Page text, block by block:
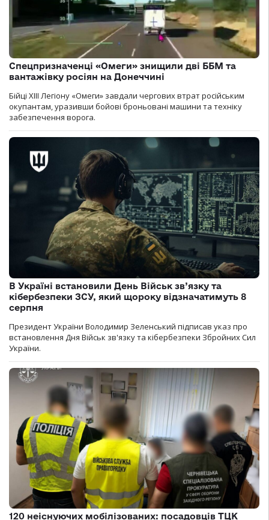
Спецпризначенці «Омеги» знищили дві ББМ та
вантажівку росіян на Донеччині
Бійці ХІІІ Легіону «Омеги» завдали чергових втрат російським
окупантам, уразивши бойові броньовані машини та техніку
забезпечення ворога.
В Україні встановили День Військ зв’язку та
кібербезпеки ЗСУ, який щороку відзначатимуть 8
серпня
Президент України Володимир Зеленський підписав указ про
встановлення Дня Військ зв'язку та кібербезпеки Збройних Сил
України.
120 неіснуючих мобілізованих: посадовців ТЦК